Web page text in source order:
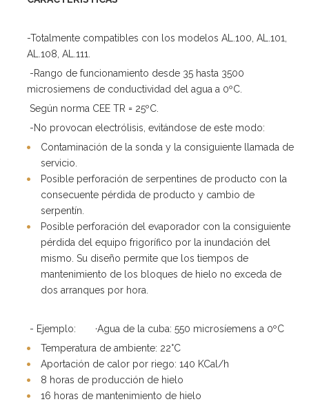
-Totalmente compatibles con los modelos AL.100, AL.101,
AL.108, AL.111.
-Rango de funcionamiento desde 35 hasta 3500
microsiemens de conductividad del agua a 0ºC.
Según norma CEE TR = 25ºC.
-No provocan electrólisis, evitándose de este modo:
Contaminación de la sonda y la consiguiente llamada de
servicio.
Posible perforación de serpentines de producto con la
consecuente pérdida de producto y cambio de
serpentín.
Posible perforación del evaporador con la consiguiente
pérdida del equipo frigorífico por la inundación del
mismo. Su diseño permite que los tiempos de
mantenimiento de los bloques de hielo no exceda de
dos arranques por hora.
- Ejemplo: ·Agua de la cuba: 550 microsíemens a 0ºC
Temperatura de ambiente: 22°C
Aportación de calor por riego: 140 KCal/h
8 horas de producción de hielo
16 horas de mantenimiento de hielo